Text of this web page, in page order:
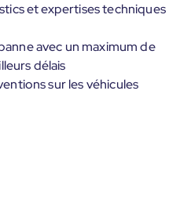
et expertises techniques
avec un maximum de
délais
sur les véhicules